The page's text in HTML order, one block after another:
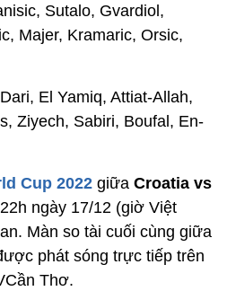
Sutalo, Gvardiol,
Majer, Kramaric, Orsic,
El Yamiq, Attiat-Allah,
Ziyech, Sabiri, Boufal, En-
Cup 2022 giữa Croatia vs
ngày 17/12 (giờ Việt
Màn so tài cuối cùng giữa
phát sóng trực tiếp trên
Thơ.